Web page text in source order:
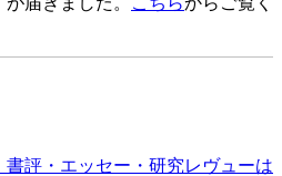
評・エッセー・研究レヴューは